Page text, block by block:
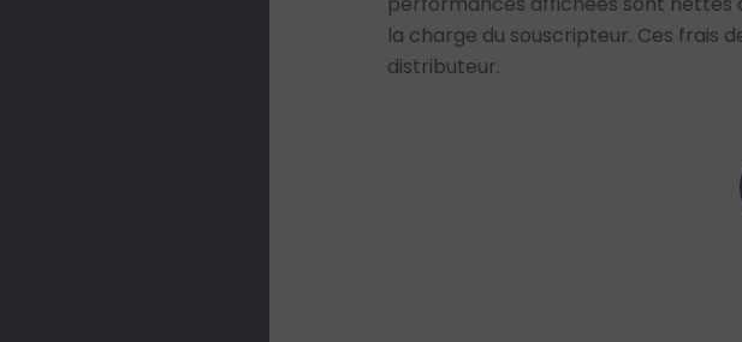
la charge du souscripteur. Ces frais
distributeur.